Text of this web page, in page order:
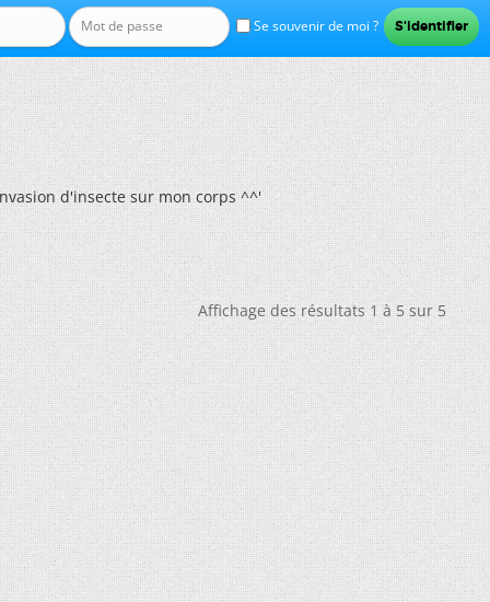
Se souvenir de moi ?
d'insecte sur mon corps ^^'
Affichage des résultats 1 à 5 sur 5